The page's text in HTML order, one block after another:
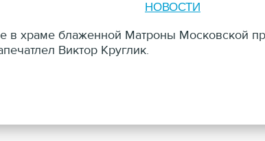
НОВОСТИ
в храме блаженной Матроны Московской
Виктор Круглик.